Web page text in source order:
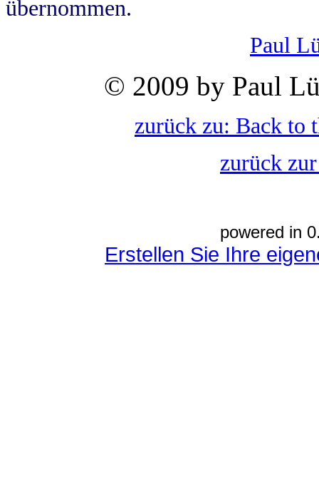
übernommen.
Paul
© 2009 by Paul
zurück zu: Back to
zurück
powered in
Erstellen Sie Ihre